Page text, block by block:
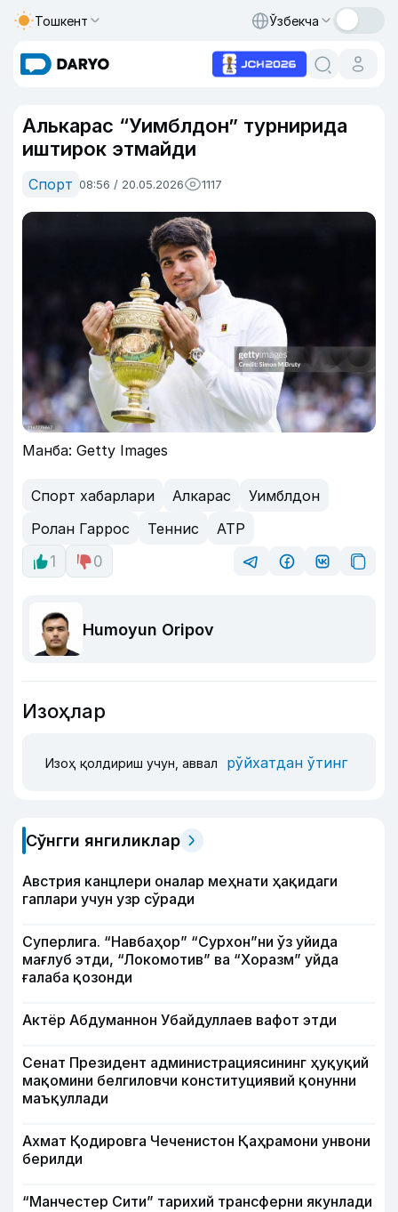
Тошкент Ўзбекча
Алькарас “Уимблдон” турнирида
иштирок этмайди
Спорт 08:56 / 20.05.2026 1117
Манба: Getty Images
Спорт хабарлари Алкарас
Уимблдон
Ролан Гаррос
Теннис
ATP
1
0
Humoyun Oripov
Изоҳлар
Изоҳ қолдириш учун, аввал рўйхатдан ўтинг
Сўнгги янгиликлар
Австрия канцлери оналар меҳнати ҳақидаги
гаплари учун узр сўради
Суперлига. “Навбаҳор” “Сурхон”ни ўз уйида
мағлуб этди, “Локомотив” ва “Хоразм” уйда
ғалаба қозонди
Актёр Абду­маннон Убайдуллаев вафот этди
Сенат Президент администрациясининг ҳуқуқий
мақомини белгиловчи конституциявий қонунни
маъқуллади
Ахмат Қодировга Чеченистон Қаҳрамони унвони
берилди
“Манчестер Сити” тарихий трансферни якунлади